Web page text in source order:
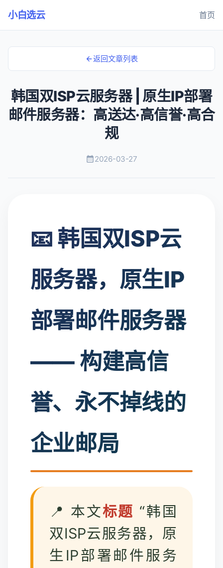
小白选云 首页
返回文章列表
韩国双ISP云服务器 | 原生IP部署
邮件服务器：高送达·高信誉·高合
规
2026-03-27
📧 韩国双ISP云
服务器，原生IP
部署邮件服务器
—— 构建高信
誉、永不掉线的
企业邮局
📍 本文标题 “韩国
双ISP云服务器，原
生IP部署邮件服务